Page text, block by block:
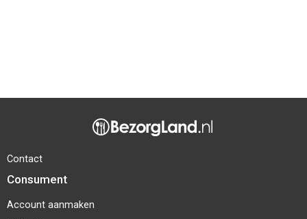
Contact
Consument
Account aanmaken